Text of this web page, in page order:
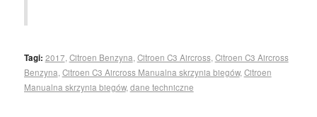
Tagi: 2017 Citroen Benzyna Citroen C3 Aircross, Citroen C3 Aircross
Benzyna Citroen C3 Aircross Manualna skrzynia biegów, Citroen
Manualna skrzynia biegów, dane techniczne